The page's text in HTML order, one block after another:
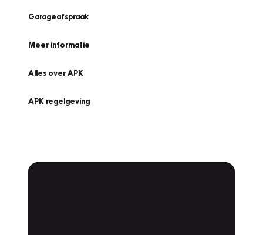
Garageafspraak
Meer informatie
Alles over APK
APK regelgeving